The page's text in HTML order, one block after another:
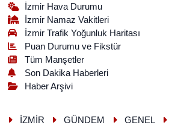
İzmir Hava Durumu
İzmir Namaz Vakitleri
İzmir Trafik Yoğunluk Haritası
Puan Durumu ve Fikstür
Tüm Manşetler
Son Dakika Haberleri
Haber Arşivi
İZMİR GÜNDEM GENEL